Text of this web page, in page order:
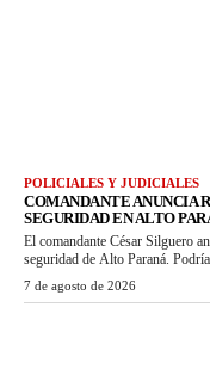
POLICIALES Y JUDICIALES
COMANDANTE ANUNCIA
SEGURIDAD EN ALTO
El comandante César Silguero
seguridad de Alto Paraná.
7 de agosto de 2026